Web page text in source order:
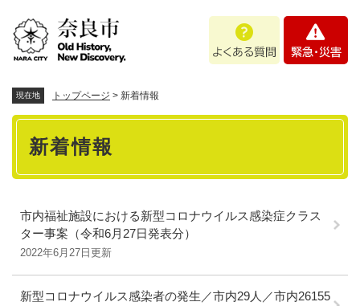
あ
・
現在地 トップページ > 新着情報
本
新着情報
市内福祉施設における新型コロナウイルス感染症クラス
ター事案（令和6月27日発表分）
2022年6月27日更新
新型コロナウイルス感染者の発生／市内29人／市内26155